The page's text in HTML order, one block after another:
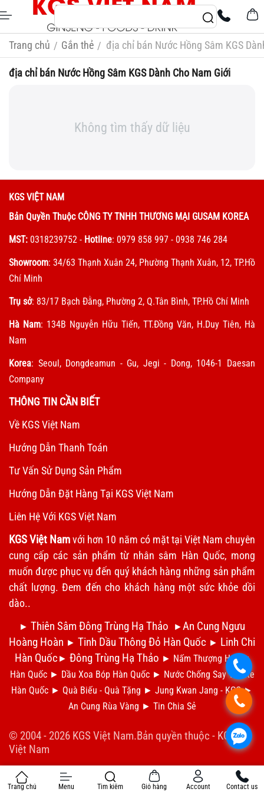
Trang chủ / Gắn thẻ / địa chỉ bán Nước Hồng Sâm KGS
địa chỉ bán Nước Hồng Sâm KGS Dành Cho Nam Giới
Không tìm thấy dữ liệu
KGS VIỆT NAM
Bản Quyền Thuộc CÔNG TY TNHH THƯƠNG MẠI GUSAM KOREA
MST: 0318239752 - Hotline: 0979 858 997 - 0938 746 284
Showroom: 34/63 Thạnh Xuân 24, Phường Thạnh Xuân, 12, TP.Hồ
Chí Minh
Trụ sở: 83/17 Bạch Đằng, Phường 2, Q.Tân Bình, TP.Hồ Chí Minh
Hà Nam: 134B Nguyễn Hữu Tiến, TT.Đồng Văn, H.Duy Tiên, Hà
Nam
Korea: Seoul, Dongdeamun - Gu, Jegi - Dong, 1046-1 Daesan
Company
THÔNG TIN CẦN BIẾT
Về KGS Việt Nam
Hướng Dẫn Thanh Toán
Tư Vấn Sử Dụng Sản Phẩm
Hướng Dẫn Đặt Hàng Tại KGS Việt Nam
Liên Hệ Với KGS Việt Nam
KGS Việt Namvới hơn 10 năm có mặt tại Việt Nam chuyên
cung cấp các sản phẩm từ nhân sâm Hàn Quốc, mong
muốn được phục vụ đến quý khách hàng những sản phẩm
chất lượng. Đem đến cho khách hàng một sức khỏe dồi
dào..
.
.
.
► Thiên Sâm Đông Trùng Hạ Thảo ►An Cung Ngưu
Hoàng Hoàn ► Tinh Dầu Thông Đỏ Hàn Quốc ► Linh Chi
Hàn Quốc ► Đông Trùng Hạ Thảo ► Nấm Thượng Hoàng
Hàn Quốc ► Dầu Xoa Bóp Hàn Quốc ► Nước Chống Say Tàu Xe
Hàn Quốc ► Quà Biếu - Quà Tặng ► Jung Kwan Jang - KGC ►
An Cung Rùa Vàng ► Tin Chia Sẻ
© 2004 - 2026 KGS Việt Nam.Bản quyền thuộc - KGS
Việt Nam
Trang chủ Menu Tìm kiếm Giỏ hàng Account Contact us